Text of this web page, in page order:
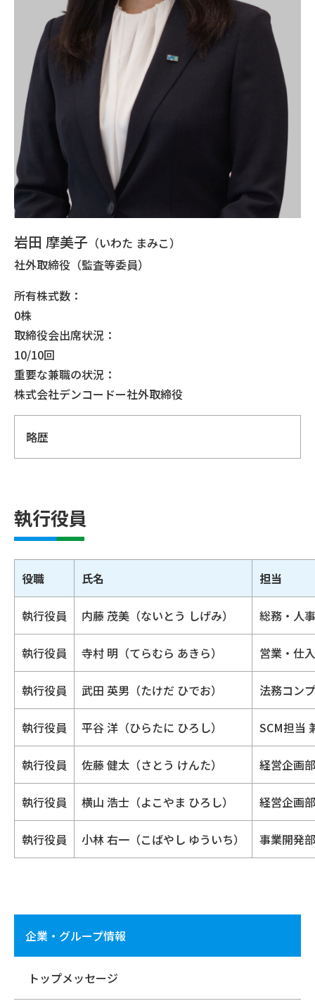
岩田 摩美子 （いわた まみこ）
社外取締役（監査等委員）
所有株式数：
0株
取締役会出席状況：
10/10回
重要な兼職の状況：
株式会社デンコードー社外取締役
略歴
執行役員
役職 氏名 担当
執行役員 内藤 茂美（ないとう しげみ） 総務・人
執行役員 寺村 明（てらむら あきら） 営業・仕
執行役員 武田 英男（たけだ ひでお） 法務コン
執行役員 平谷 洋（ひらたに ひろし） SCM担当
執行役員 佐藤 健太（さとう けんた） 経営企画
執行役員 横山 浩士（よこやま ひろし） 経営企画
執行役員 小林 右一（こばやし ゆういち） 事業開発
企業・グループ情報
トップメッセージ